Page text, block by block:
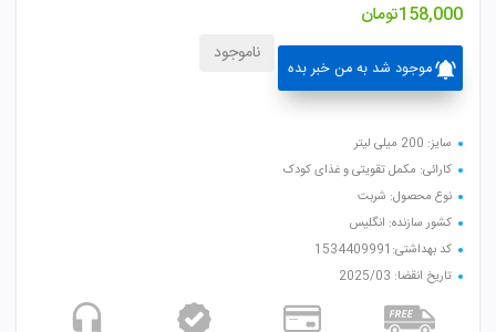
158,000تومان
موجود شد به من خبر بده
ناموجود
سایز: 200 میلی لیتر
کارائی: مکمل تقویتی و غذای کودک
نوع محصول: شربت
کشور سازنده: انگلیس
کد بهداشتی:1534409991
تاریخ انقضا: 2025/03